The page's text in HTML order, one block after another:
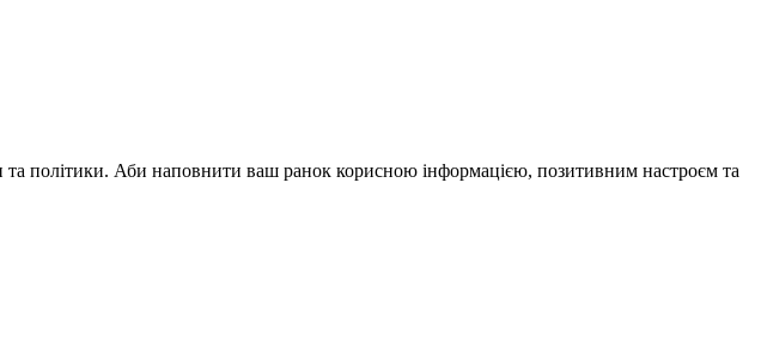
та політики. Аби наповнити ваш ранок корисною інформацією, позитивним настроєм та